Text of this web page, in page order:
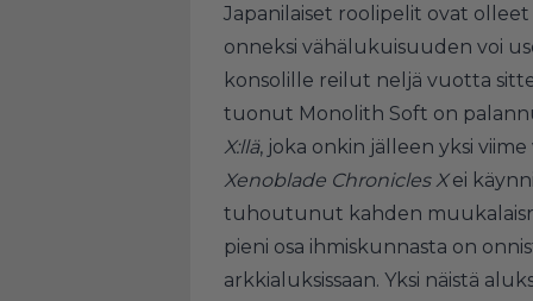
Japanilaiset roolipelit ovat
onneksi vähälukuisuuden voi
konsolille reilut neljä vuotta
tuonut Monolith Soft on
X:llä, joka onkin jälleen yksi
Xenoblade Chronicles Xei
tuhoutunut kahden
pieni osa ihmiskunnasta on
arkkialuksissaan. Yksi näistä